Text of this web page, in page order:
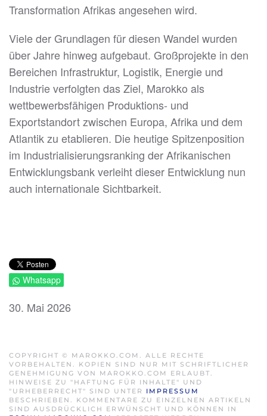
Transformation Afrikas angesehen wird.
Viele der Grundlagen für diesen Wandel wurden
über Jahre hinweg aufgebaut. Großprojekte in den
Bereichen Infrastruktur, Logistik, Energie und
Industrie verfolgten das Ziel, Marokko als
wettbewerbsfähigen Produktions- und
Exportstandort zwischen Europa, Afrika und dem
Atlantik zu etablieren. Die heutige Spitzenposition
im Industrialisierungsranking der Afrikanischen
Entwicklungsbank verleiht dieser Entwicklung nun
auch internationale Sichtbarkeit.
Whatsapp
30. Mai 2026
COPYRIGHT © MAROKKO.COM. ALLE RECHTE
VORBEHALTEN. KOPIEN SIND NUR MIT SCHRIFTLICHER
GENEHMIGUNG VON MAROKKO.COM ERLAUBT.
HINWEISE ZU "HAFTUNG FÜR INHALTE" UND
"URHEBERRECHT" SIND UNTER IMPRESSUM
BESCHRIEBEN. KOMMENTARE ZU EINZELNEN ARTIKELN
SIND AUSDRÜCKLICH ERWÜNSCHT UND KÖNNEN IN